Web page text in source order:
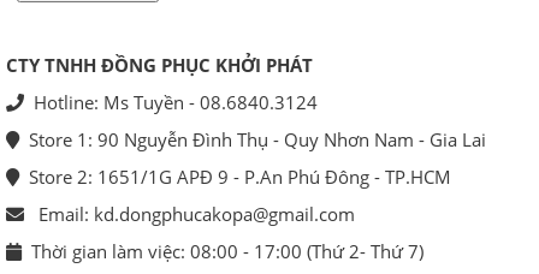
CTY TNHH ĐỒNG PHỤC KHỞI PHÁT
Hotline: Ms Tuyền - 08.6840.3124
Store 1: 90 Nguyễn Đình Thụ - Quy Nhơn Nam - Gia Lai
Store 2: 1651/1G APĐ 9 - P.An Phú Đông - TP.HCM
Email: kd.dongphucakopa@gmail.com
Thời gian làm việc: 08:00 - 17:00 (Thứ 2- Thứ 7)